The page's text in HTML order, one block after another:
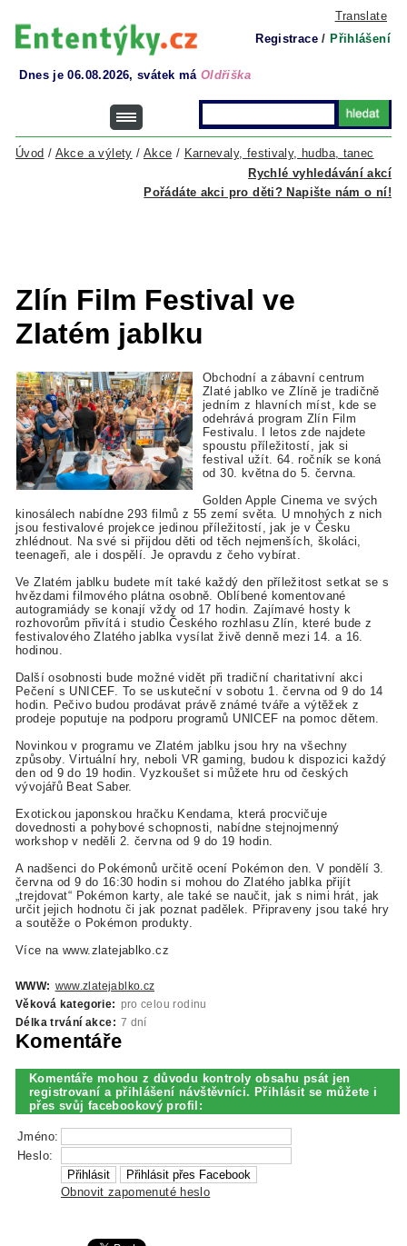
Translate
Registrace / Přihlášení
Dnes je 06.08.2026, svátek má Oldřiška
Rychlé vyhledávání akcí
Úvod / Akce a výlety / Akce / Karnevaly, festivaly, hudba, tanec
Pořádáte akci pro děti? Napište nám o ní!
Zlín Film Festival ve
Zlatém jablku
Obchodní a zábavní centrum
Zlaté jablko ve Zlíně je tradičně
jedním z hlavních míst, kde se
odehrává program Zlín Film
Festivalu. I letos zde najdete
spoustu příležitostí, jak si
festival užít. 64. ročník se koná
od 30. května do 5. června.
Golden Apple Cinema ve svých
kinosálech nabídne 293 filmů z 55 zemí světa. U mnohých z nich
jsou festivalové projekce jedinou příležitostí, jak je v Česku
zhlédnout. Na své si přijdou děti od těch nejmenších, školáci,
teenageři, ale i dospělí. Je opravdu z čeho vybírat.
Ve Zlatém jablku budete mít také každý den příležitost setkat se s
hvězdami filmového plátna osobně. Oblíbené komentované
autogramiády se konají vždy od 17 hodin. Zajímavé hosty k
rozhovorům přivítá i studio Českého rozhlasu Zlín, které bude z
festivalového Zlatého jablka vysílat živě denně mezi 14. a 16.
hodinou.
Další osobnosti bude možné vidět při tradiční charitativní akci
Pečení s UNICEF. To se uskuteční v sobotu 1. června od 9 do 14
hodin. Pečivo budou prodávat právě známé tváře a výtěžek z
prodeje poputuje na podporu programů UNICEF na pomoc dětem.
Novinkou v programu ve Zlatém jablku jsou hry na všechny
způsoby. Virtuální hry, neboli VR gaming, budou k dispozici každý
den od 9 do 19 hodin. Vyzkoušet si můžete hru od českých
vývojářů Beat Saber.
Exotickou japonskou hračku Kendama, která procvičuje
dovednosti a pohybové schopnosti, nabídne stejnojmenný
workshop v neděli 2. června od 9 do 19 hodin.
A nadšenci do Pokémonů určitě ocení Pokémon den. V pondělí 3.
června od 9 do 16:30 hodin si mohou do Zlatého jablka přijít
„trejdovat“ Pokémon karty, ale také se naučit, jak s nimi hrát, jak
určit jejich hodnotu či jak poznat padělek. Připraveny jsou také hry
a soutěže o Pokémon produkty.
Více na www.zlatejablko.cz
WWW: www.zlatejablko.cz
Věková kategorie: pro celou rodinu
Délka trvání akce: 7 dní
Komentáře
Komentáře mohou z důvodu kontroly obsahu psát jen
registrovaní a přihlášení návštěvníci. Přihlásit se můžete i
přes svůj facebookový profil:
Jméno:
Heslo:
Obnovit zapomenuté heslo